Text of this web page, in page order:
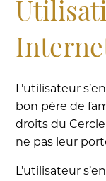
L’utilisateur
bon père de
droits du
ne pas leur
L’utilisateur